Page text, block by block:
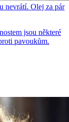
nevrátí. Olej za pár
jsou některé
pavoukům.